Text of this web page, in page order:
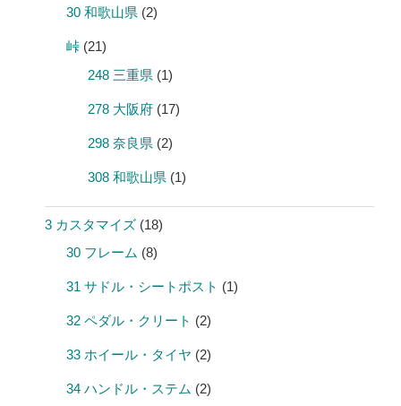
30 和歌山県 (2)
峠 (21)
248 三重県 (1)
278 大阪府 (17)
298 奈良県 (2)
308 和歌山県 (1)
3 カスタマイズ (18)
30 フレーム (8)
31 サドル・シートポスト (1)
32 ペダル・クリート (2)
33 ホイール・タイヤ (2)
34 ハンドル・ステム (2)